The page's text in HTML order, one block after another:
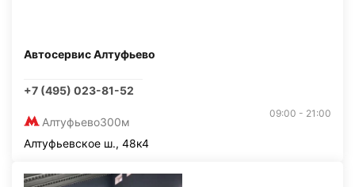
Автосервис Алтуфьево
+7 (495) 023-81-52
Алтуфьево300м
09:00 - 21:00
Алтуфьевское ш., 48к4